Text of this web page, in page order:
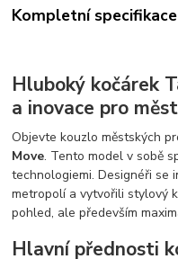
Kompletní specifikace
Hluboký kočárek
a inovace pro
Objevte kouzlo městských
Move. Tento model v sobě
technologiemi. Designéři se
metropolí a vytvořili stylový
pohled, ale především
Hlavní přednosti